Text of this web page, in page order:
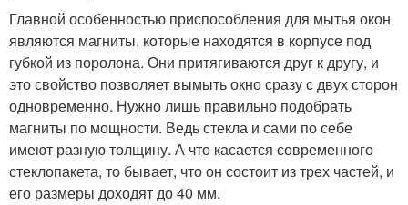
Главной особенностью приспособления для мытья окон
являются магниты, которые находятся в корпусе под
губкой из поролона. Они притягиваются друг к другу, и
это свойство позволяет вымыть окно сразу с двух сторон
одновременно. Нужно лишь правильно подобрать
магниты по мощности. Ведь стекла и сами по себе
имеют разную толщину. А что касается современного
стеклопакета, то бывает, что он состоит из трех частей, и
его размеры доходят до 40 мм.